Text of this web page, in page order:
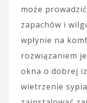
może
zapachów i
wpłynie na
rozwiązaniem
okna o dobrej
wietrzenie